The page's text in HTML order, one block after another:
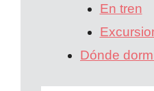
En tren
Dónde